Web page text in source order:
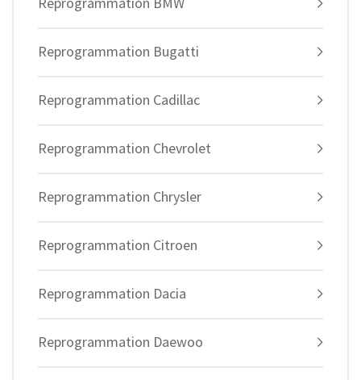
Reprogrammation Bugatti
Reprogrammation Cadillac
Reprogrammation Chevrolet
Reprogrammation Chrysler
Reprogrammation Citroen
Reprogrammation Dacia
Reprogrammation Daewoo